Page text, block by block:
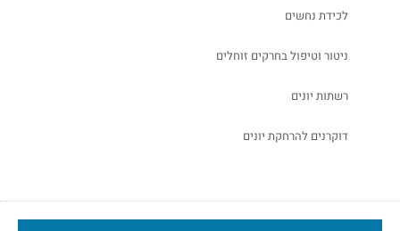
לכידת נחשים
ניטור וטיפול בחרקים זוחלים
רשתות יונים
דוקרנים להרחקת יונים